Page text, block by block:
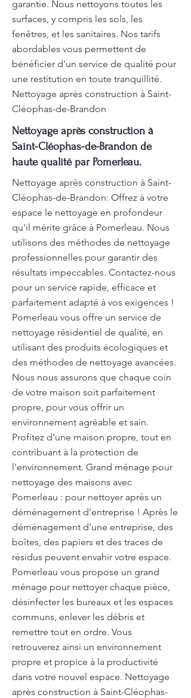
garantie. Nous nettoyons toutes les
surfaces, y compris les sols, les
fenêtres, et les sanitaires. Nos tarifs
abordables vous permettent de
bénéficier d'un service de qualité pour
une restitution en toute tranquillité.
Nettoyage après construction à Saint-
Cléophas-de-Brandon
Nettoyage après construction à
Saint-Cléophas-de-Brandon de
haute qualité par Pomerleau.
Nettoyage après construction à Saint-
Cléophas-de-Brandon: Offrez à votre
espace le nettoyage en profondeur
qu'il mérite grâce à Pomerleau. Nous
utilisons des méthodes de nettoyage
professionnelles pour garantir des
résultats impeccables. Contactez-nous
pour un service rapide, efficace et
parfaitement adapté à vos exigences !
Pomerleau vous offre un service de
nettoyage résidentiel de qualité, en
utilisant des produits écologiques et
des méthodes de nettoyage avancées.
Nous nous assurons que chaque coin
de votre maison soit parfaitement
propre, pour vous offrir un
environnement agréable et sain.
Profitez d'une maison propre, tout en
contribuant à la protection de
l'environnement. Grand ménage pour
nettoyage des maisons avec
Pomerleau : pour nettoyer après un
déménagement d’entreprise ! Après le
déménagement d’une entreprise, des
boîtes, des papiers et des traces de
résidus peuvent envahir votre espace.
Pomerleau vous propose un grand
ménage pour nettoyer chaque pièce,
désinfecter les bureaux et les espaces
communs, enlever les débris et
remettre tout en ordre. Vous
retrouverez ainsi un environnement
propre et propice à la productivité
dans votre nouvel espace. Nettoyage
après construction à Saint-Cléophas-